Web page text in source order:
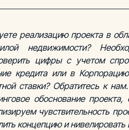
реализацию проекта в
недвижимости?
цифры с учетом
кредита или в
ставки? Обратитесь к
обоснование
чувствительность
концепцию и